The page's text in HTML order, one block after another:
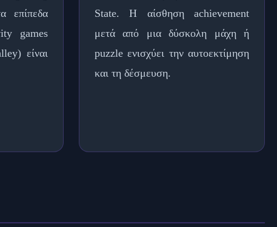
επίπεδα
games
είναι
State. Η αίσθηση achievement
μετά από μια δύσκολη μάχη ή
puzzle ενισχύει την αυτοεκτίμηση
και τη δέσμευση.